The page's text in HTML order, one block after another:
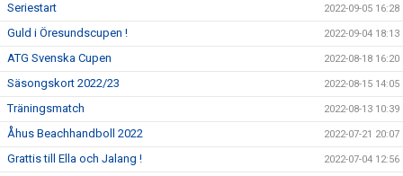
Seriestart 2022-09-05 16:28
Guld i Öresundscupen ! 2022-09-04 18:13
ATG Svenska Cupen 2022-08-18 16:20
Säsongskort 2022/23 2022-08-15 14:05
Träningsmatch 2022-08-13 10:39
Åhus Beachhandboll 2022 2022-07-21 20:07
Grattis till Ella och Jalang ! 2022-07-04 12:56